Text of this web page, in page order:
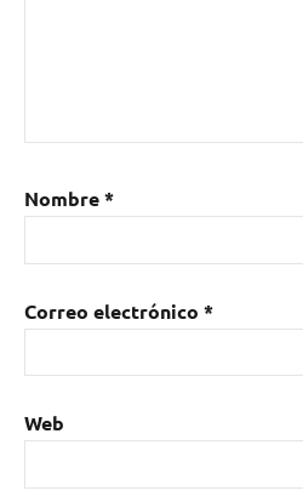
Nombre*
Correo electrónico *
Web